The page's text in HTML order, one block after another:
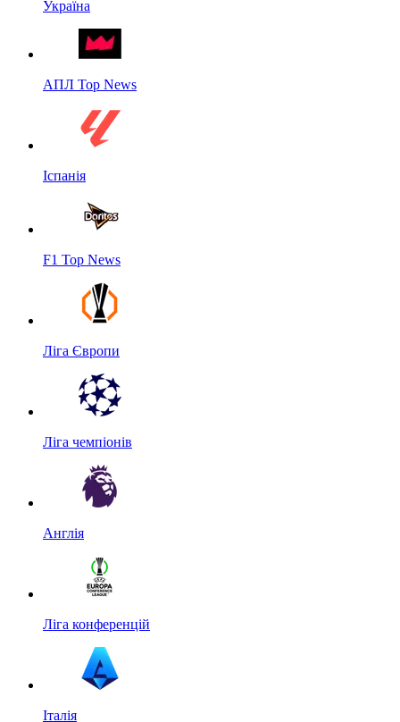
Україна
АПЛ Top News
Іспанія
F1 Top News
Ліга Європи
Ліга чемпіонів
Англія
Ліга конференцій
Італія